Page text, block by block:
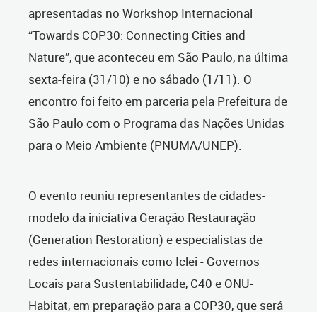
apresentadas no Workshop Internacional
“Towards COP30: Connecting Cities and
Nature”, que aconteceu em São Paulo, na última
sexta-feira (31/10) e no sábado (1/11). O
encontro foi feito em parceria pela Prefeitura de
São Paulo com o Programa das Nações Unidas
para o Meio Ambiente (PNUMA/UNEP).
O evento reuniu representantes de cidades-
modelo da iniciativa Geração Restauração
(Generation Restoration) e especialistas de
redes internacionais como Iclei - Governos
Locais para Sustentabilidade, C40 e ONU-
Habitat, em preparação para a COP30, que será